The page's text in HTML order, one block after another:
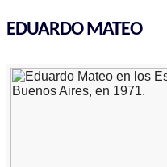
EDUARDO MATEO